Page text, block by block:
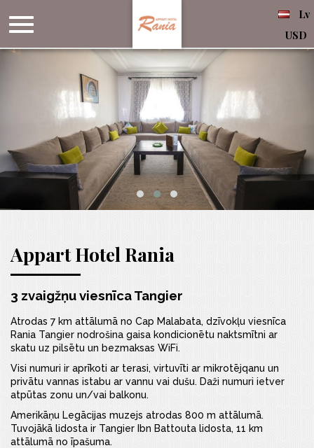
Lv
USD
Appart Hotel Rania
3 zvaigžņu viesnīca Tangier
Atrodas 7 km attālumā no Cap Malabata, dzīvokļu viesnīca
Rania Tangier nodrošina gaisa kondicionētu naktsmītni ar
skatu uz pilsētu un bezmaksas WiFi.
Visi numuri ir aprīkoti ar terasi, virtuvīti ar mikrotējqanu un
privātu vannas istabu ar vannu vai dušu. Daži numuri ietver
atpūtas zonu un/vai balkonu.
Amerikāņu Legācijas muzejs atrodas 800 m attālumā.
Tuvojākā lidosta ir Tangier Ibn Battouta lidosta, 11 km
attālumā no īpašuma.